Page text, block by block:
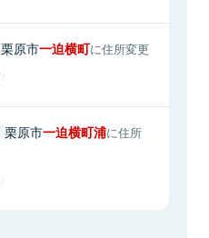
栗原市一迫横町に住所変更
栗原市一迫横町浦に住所